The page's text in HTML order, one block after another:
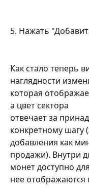
5. Нажать
Как стало теперь
наглядности
которая
а цвет сектора
отвечает за
конкретному шагу
добавления как
продажи). Внутри
монет доступно
нее